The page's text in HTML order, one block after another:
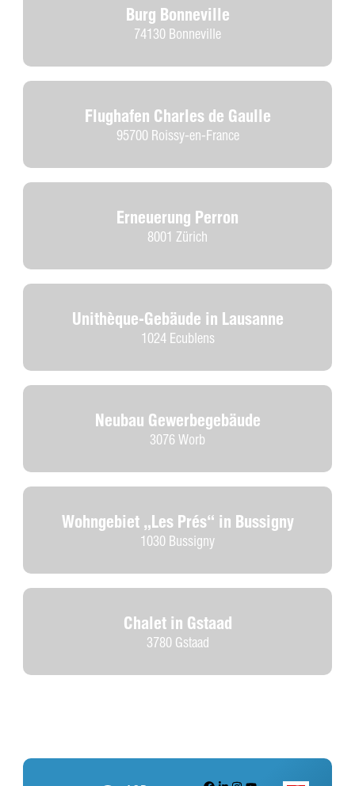
Burg Bonneville
74130 Bonneville
Flughafen Charles de Gaulle
95700 Roissy-en-France
Erneuerung Perron
8001 Zürich
Unithèque-Gebäude in Lausanne
1024 Ecublens
Neubau Gewerbegebäude
3076 Worb
Wohngebiet „Les Prés“ in Bussigny
1030 Bussigny
Chalet in Gstaad
3780 Gstaad